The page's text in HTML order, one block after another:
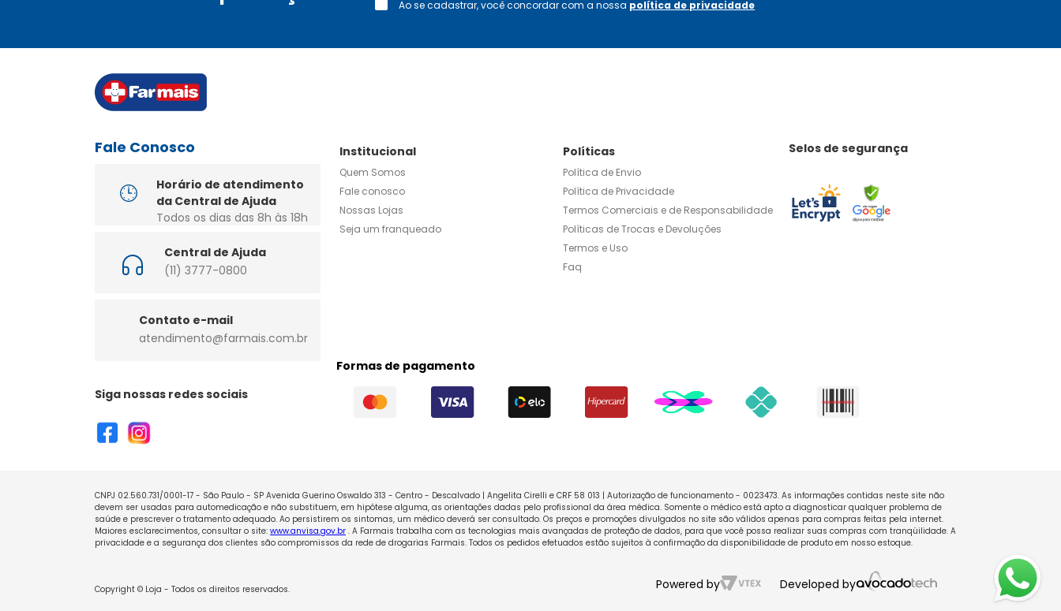
Ao se cadastrar, você concordar com a nossa política de privacidade
Fale Conosco
Horário de atendimento
da Central de Ajuda
Todos os dias das 8h às 18h
Central de Ajuda
(11) 3777-0800
Contato e-mail
atendimento@farmais.com.br
Siga nossas redes sociais
Institucional
Quem Somos
Fale conosco
Nossas Lojas
Seja um franqueado
Políticas
Política de Envio
Política de Privacidade
Termos Comerciais e de Responsabilidade
Políticas de Trocas e Devoluções
Termos e Uso
Faq
Selos de segurança
Formas de pagamento
CNPJ 02.560.731/0001-17 - São Paulo - SP Avenida Guerino Oswaldo 313 - Centro - Descalvado | Angelita Cirelli e CRF 58 013 | Autorização de funcionamento - 0023473. As informações contidas neste site não
devem ser usadas para automedicação e não substituem, em hipótese alguma, as orientações dadas pelo profissional da área médica. Somente o médico está apto a diagnosticar qualquer problema de
saúde e prescrever o tratamento adequado. Ao persistirem os sintomas, um médico deverá ser consultado. Os preços e promoções divulgados no site são válidos apenas para compras feitas pela internet.
Maiores esclarecimentos, consultar o site: www.anvisa.gov.br . A Farmais trabalha com as tecnologias mais avançadas de proteção de dados, para que você possa realizar suas compras com tranqüilidade. A
privacidade e a segurança dos clientes são compromissos da rede de drogarias Farmais. Todos os pedidos efetuados estão sujeitos à confirmação da disponibilidade de produto em nosso estoque.
Copyright © Loja - Todos os direitos reservados. Powered by Developed by